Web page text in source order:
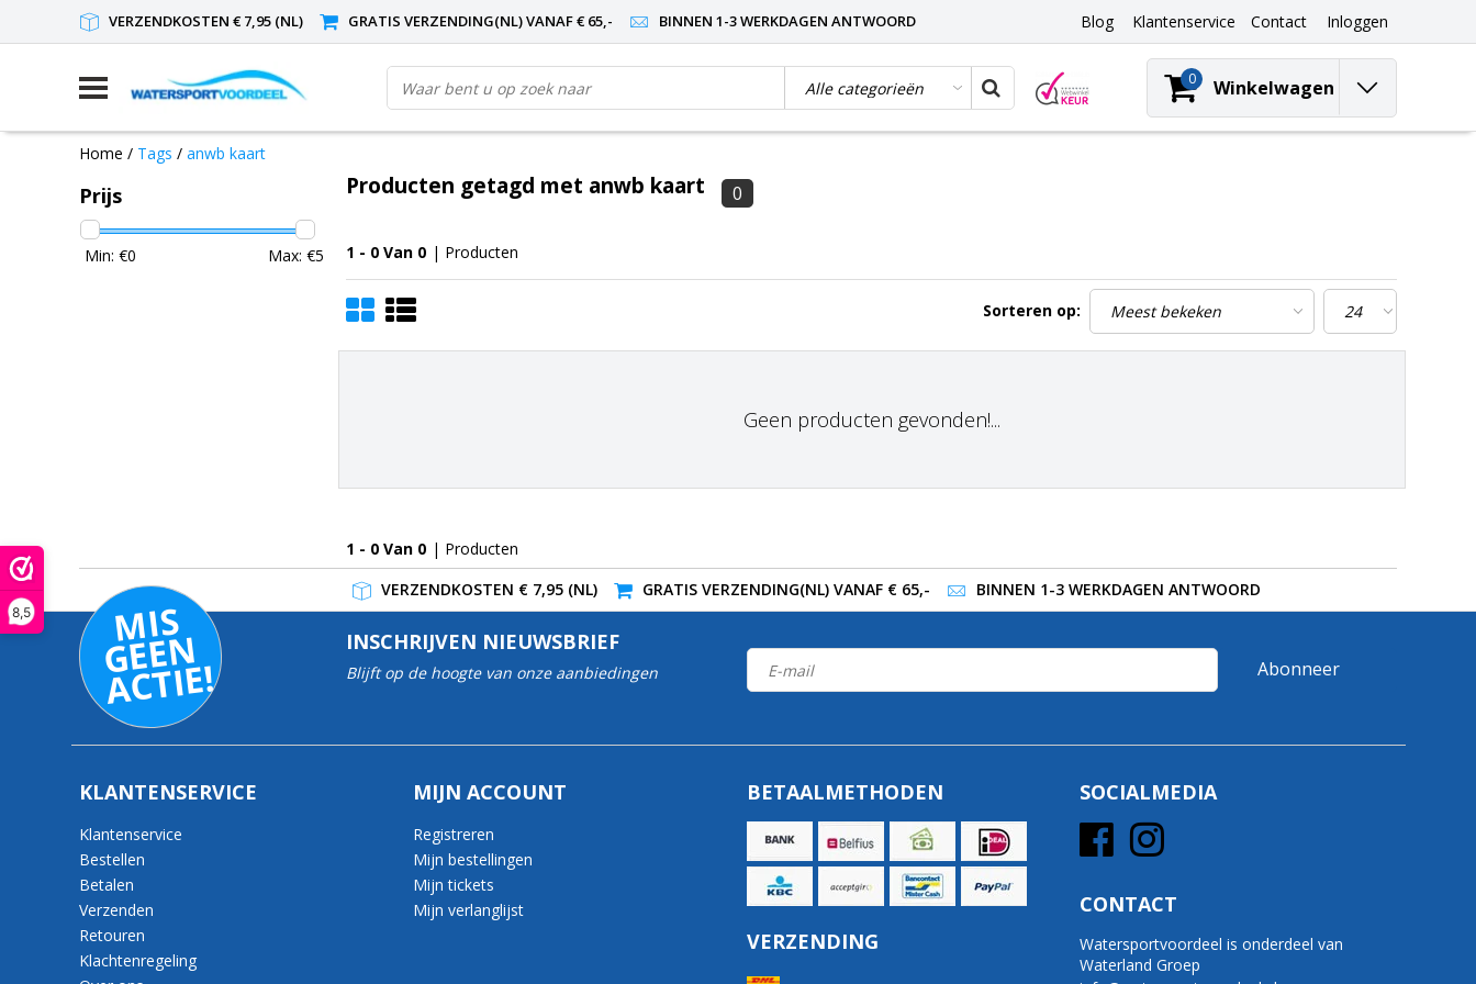
8,5
VERZENDKOSTEN € 7,95 (NL) GRATIS VERZENDING(NL) VANAF € 65,- BINNEN 1-3 WERKDAGEN ANTWOORD Blog Klantenservice Contact Inloggen
0 Winkelwagen
Home / Tags / anwb kaart
Prijs
Min: €0 Max: €5
Producten getagd met anwb kaart 0
1 - 0 Van 0 | Producten
Sorteren op:
Geen producten gevonden!...
1 - 0 Van 0 | Producten
VERZENDKOSTEN € 7,95 (NL)
GRATIS VERZENDING(NL) VANAF € 65,- BINNEN 1-3 WERKDAGEN ANTWOORD
MI
S
G
E
E
N
A
C
TI
E!
INSCHRIJVEN NIEUWSBRIEF
Blijft op de hoogte van onze aanbiedingen Abonneer
KLANTENSERVICE
Klantenservice
Bestellen
Betalen
Verzenden
Retouren
Klachtenregeling
MIJN ACCOUNT
Registreren
Mijn bestellingen
Mijn tickets
Mijn verlanglijst
BETAALMETHODEN
VERZENDING
SOCIALMEDIA
CONTACT
Watersportvoordeel is onderdeel van
Waterland Groep